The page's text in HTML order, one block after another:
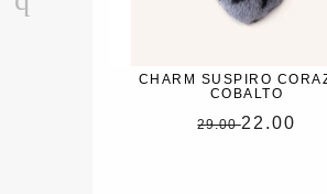
CHARM SUSPIRO
COBALTO
29.0022.00